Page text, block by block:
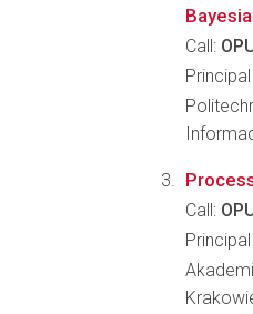
Call:
Call: